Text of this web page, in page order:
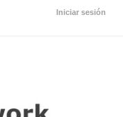
Iniciar sesión